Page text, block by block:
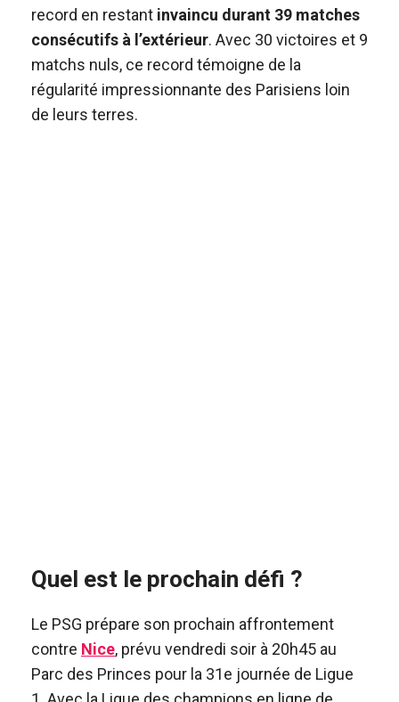
record en restant invaincu durant 39 matches
consécutifs à l’extérieur. Avec 30 victoires et 9
matchs nuls, ce record témoigne de la
régularité impressionnante des Parisiens loin
de leurs terres.
Quel est le prochain défi ?
Le PSG prépare son prochain affrontement
contre Nice, prévu vendredi soir à 20h45 au
Parc des Princes pour la 31e journée de Ligue